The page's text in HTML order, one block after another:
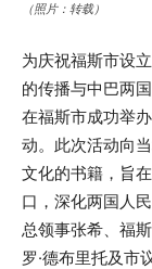
（照片：转载）
为庆祝福斯市设
的传播与中巴两
在福斯市成功举
动。此次活动向
文化的书籍，旨
口，深化两国人
总领事张希、福
罗·德布里托及市